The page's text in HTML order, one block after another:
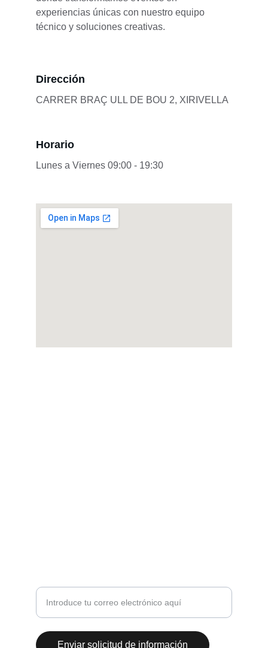
experiencias únicas con nuestro equipo
técnico y soluciones creativas.
Dirección
CARRER BRAÇ ULL DE BOU 2, XIRIVELLA
Horario
Lunes a Viernes 09:00 - 19:30
Enviar solicitud de información